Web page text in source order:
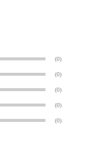
(0)
(0)
(0)
(0)
(0)